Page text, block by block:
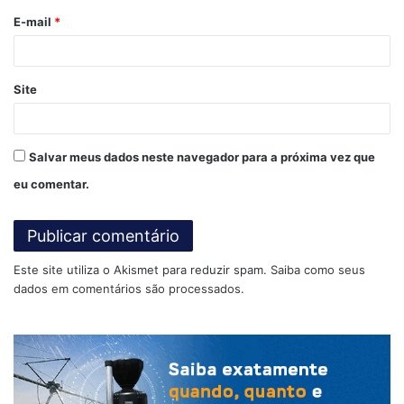
Por isso que para uma boa performance dos modelos de
previsão globais e regionais
comportamento da atmosfera naquele dado instante.
Atualmente, as previsões do tempo são facilitadas por
Os modelos físicos que descrevem o comportamento da
temperatura do ar, da pressão atmosférica, dos ventos, da
*
E-mail *
Site
Salvar meus dados neste navegador para a próxima vez que
eu comentar.
Este site utiliza o Akismet para reduzir spam. Saiba como seus
dados em comentários são processados.